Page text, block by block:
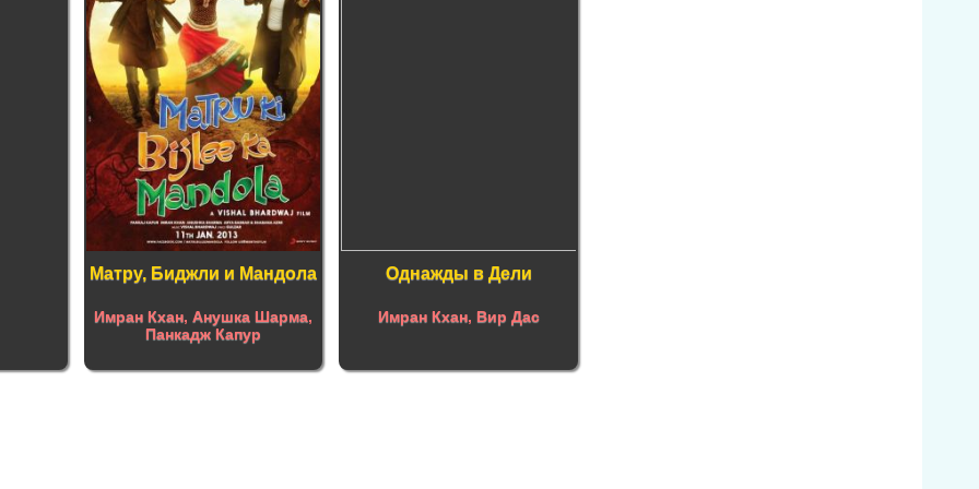
Матру, Биджли и Мандола
Имран Кхан, Анушка Шарма,
Панкадж Капур
Однажды в Дели
Имран Кхан, Вир Дас